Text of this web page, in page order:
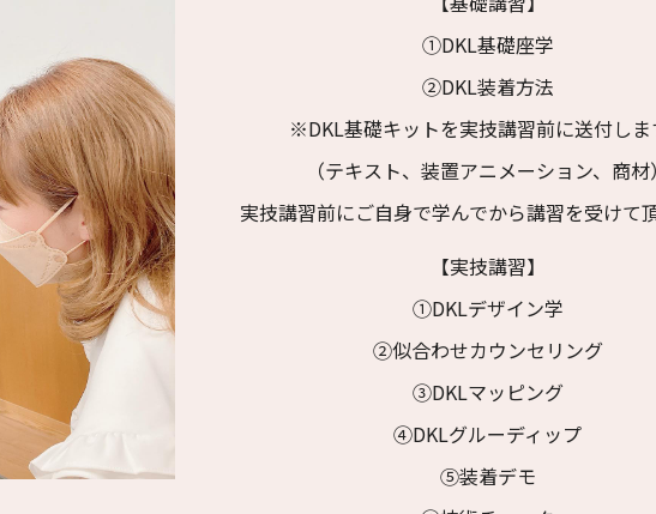
①DKL基礎座学
②DKL装着方法
※DKL基礎キットを実技講習前に送付しま
（テキスト、装置アニメーション、商材）
実技講習前にご自身で学んでから講習を受けて頂
【実技講習】
①DKLデザイン学
②似合わせカウンセリング
③DKLマッピング
④DKLグルーディップ
⑤装着デモ